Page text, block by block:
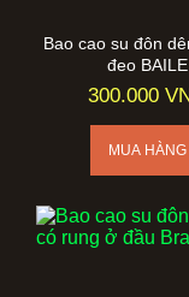
Bao cao su đôn
đeo BAILE
300.000